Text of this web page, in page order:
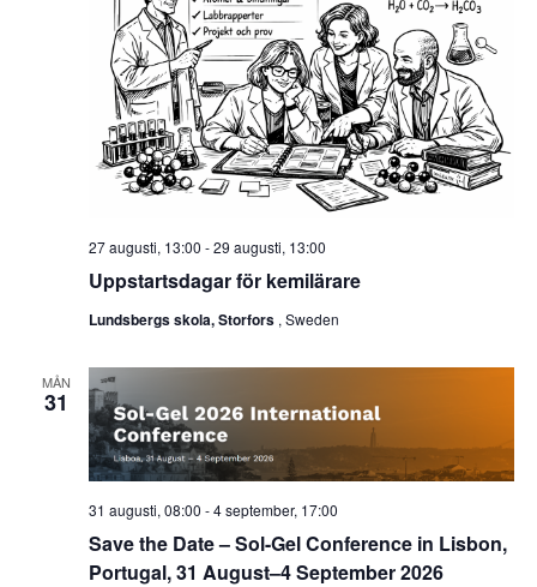
Uppstartsdagar för kemilärare
27 augusti, 13:00 -29 augusti, 13:00
Lundsbergs skola, Storfors , Sweden
MÅN
31
Save the Date – Sol-Gel Conference in Lisbon,
Portugal, 31 August–4 September 2026
31 augusti, 08:00 -4 september, 17:00